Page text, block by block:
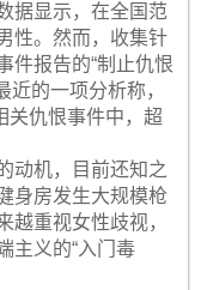
显示，在全国范
性。然而，收集针
件报告的“制止仇恨
近的一项分析称，
关仇恨事件中，超
机，目前还知之
身房发生大规模枪
越重视女性歧视，
主义的“入门毒